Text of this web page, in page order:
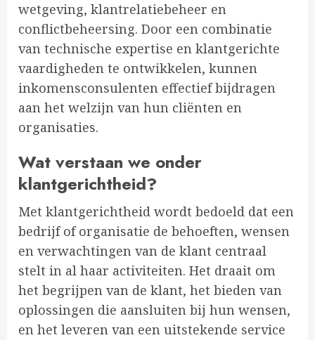
wetgeving, klantrelatiebeheer en
conflictbeheersing. Door een combinatie
van technische expertise en klantgerichte
vaardigheden te ontwikkelen, kunnen
inkomensconsulenten effectief bijdragen
aan het welzijn van hun cliënten en
organisaties.
Wat verstaan we onder
klantgerichtheid?
Met klantgerichtheid wordt bedoeld dat een
bedrijf of organisatie de behoeften, wensen
en verwachtingen van de klant centraal
stelt in al haar activiteiten. Het draait om
het begrijpen van de klant, het bieden van
oplossingen die aansluiten bij hun wensen,
en het leveren van een uitstekende service